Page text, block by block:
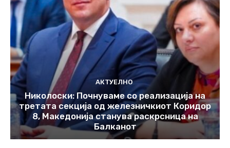
АКТУЕЛНО
Николоски: Почнуваме со реализација на
третата секција од железничкиот Коридор
8, Македонија станува раскрсница на
Балканот